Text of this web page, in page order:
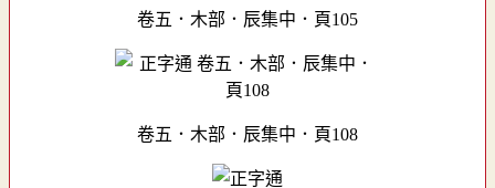
卷五．木部．辰集中．頁105
卷五．木部．辰集中．頁108